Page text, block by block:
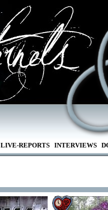
LIVE-REPORTS INTERVIEWS